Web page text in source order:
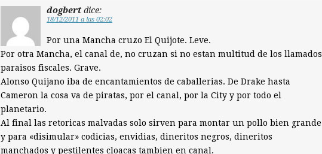
dogbert dice:
18/12/2011 a las 02:02
Por una Mancha cruzo El Quijote. Leve.
Por otra Mancha, el canal de, no cruzan si no estan multitud de los llamados
paraisos fiscales. Grave.
Alonso Quijano iba de encantamientos de caballerias. De Drake hasta
Cameron la cosa va de piratas, por el canal, por la City y por todo el
planetario.
Al final las retoricas malvadas solo sirven para montar un pollo bien grande
y para «disimular» codicias, envidias, dineritos negros, dineritos
manchados y pestilentes cloacas tambien en canal.